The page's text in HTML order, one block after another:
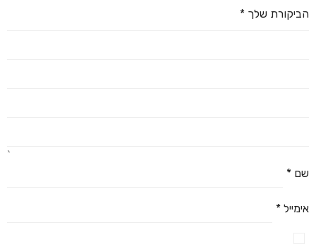
הביקורת שלך *
שם *
אימייל *